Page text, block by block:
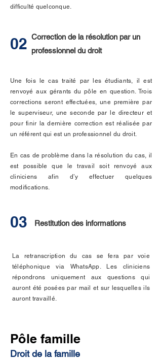
difficulté quelconque.
02 Correction de la résolution par un
professionnel du droit
Une fois le cas traité par les étudiants, il est
renvoyé aux gérants du pôle en question. Trois
corrections seront effectuées, une première par
le superviseur, une seconde par le directeur et
pour finir la dernière correction est réalisée par
un référent qui est un professionnel du droit.
En cas de problème dans la résolution du cas, il
est possible que le travail soit renvoyé aux
cliniciens afin d’y effectuer quelques
modifications.
03 Restitution des informations
La
retranscription du cas se fera par voie
téléphonique via WhatsApp. Les cliniciens
répondrons uniquement aux questions qui
auront été posées par mail et sur lesquelles ils
auront travaillé.
Pôle famille
Droit de la famille